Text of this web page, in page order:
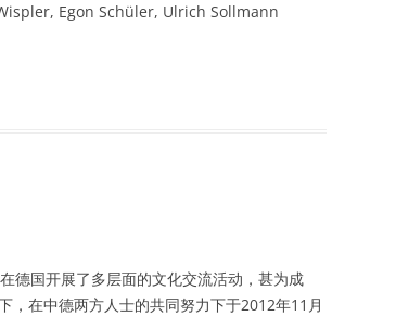
Egon Schüler, Ulrich Sollmann
德国开展了多层面的文化交流活动，甚为成
，在中德两方人士的共同努力下于2012年11月